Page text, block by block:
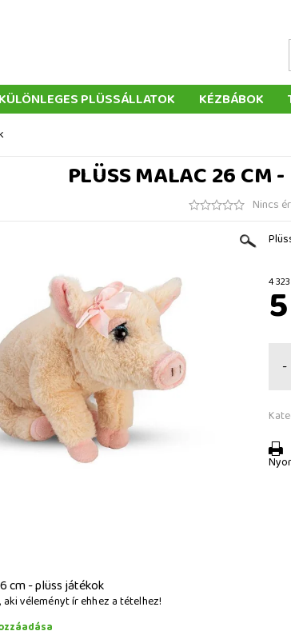
KÜLÖNLEGES PLÜSSÁLLATOK KÉZBÁBOK
PLÜSS MALAC 26 CM
Nincs
-
cm - plüss játékok
véleményt ír ehhez a tételhez!